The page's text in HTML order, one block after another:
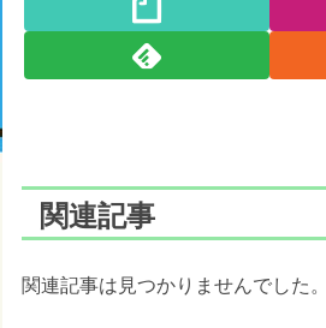
関連記事
関連記事は見つかりませんでした。